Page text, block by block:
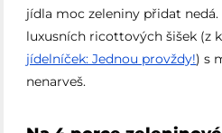
jídla moc zeleniny přidat nedá.
luxusních ricottových šišek (z
jídelníček: Jednou provždy!) s
nenarveš.